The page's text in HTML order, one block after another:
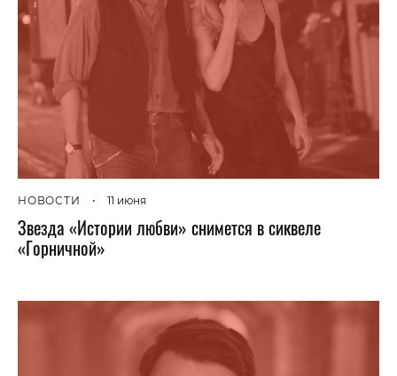
НОВОСТИ • 11 июня
Звезда «Истории любви» снимется в сиквеле
«Горничной»